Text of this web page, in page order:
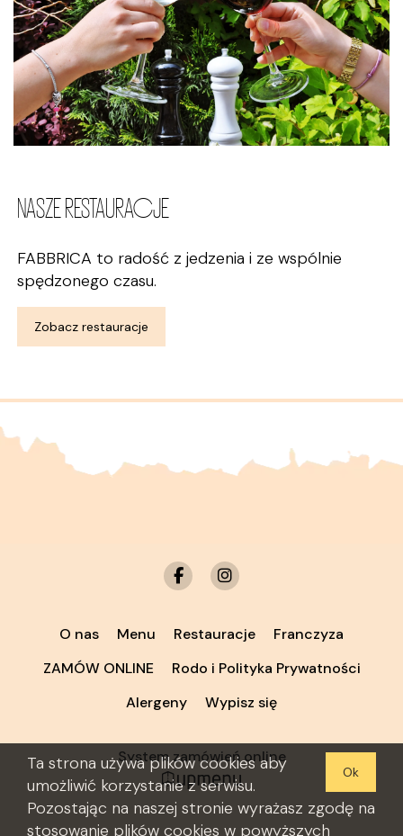
Ok
Ta strona używa plików cookies aby
umożliwić korzystanie z serwisu.
Pozostając na naszej stronie wyrażasz zgodę na
stosowanie plików cookies w powyższych
NASZE RESTAURACJE
FABBRICA to radość z jedzenia i ze wspólnie
spędzonego czasu.
Zobacz restauracje
O nas Menu Restauracje
Franczyza
ZAMÓW ONLINE
Rodo i Polityka Prywatności
Alergeny
Wypisz się
System zamówień online